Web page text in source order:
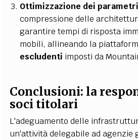
Ottimizzazione dei
compressione delle
garantire tempi di risposta
mobili, allineando la
escludenti imposti da
Conclusioni: la
soci titolari
L'adeguamento delle
un'attività delegabile ad agenzie